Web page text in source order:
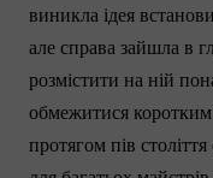
виникла ідея
але справа зайшла в
розмістити на ній
обмежитися
протягом пів